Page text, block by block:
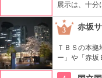
展示は、十分
ンティアによ
とまちがいな
3 赤坂
ＴＢＳの本
ー」や「赤坂
う複合施設。